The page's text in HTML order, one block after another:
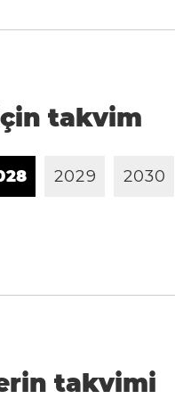
takvim
28 2029 2030
takvimi